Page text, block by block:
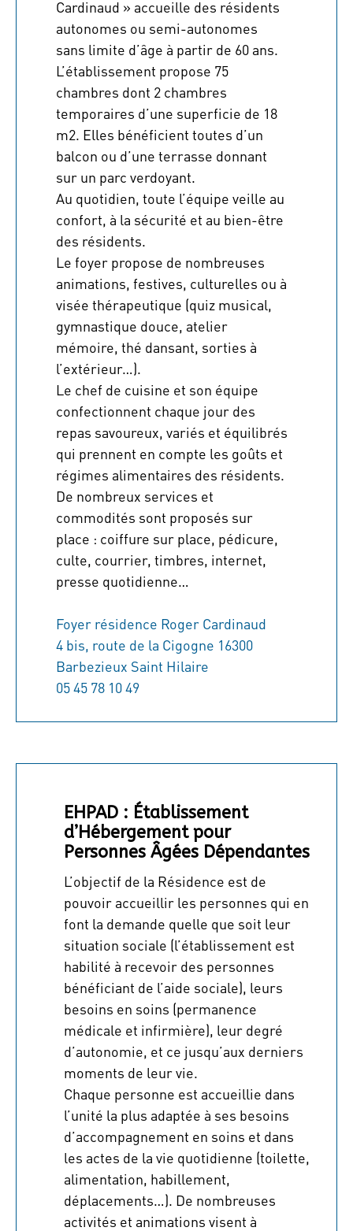
Cardinaud » accueille des résidents
autonomes ou semi-autonomes
sans limite d’âge à partir de 60 ans.
L’établissement propose 75
chambres dont 2 chambres
temporaires d’une superficie de 18
m2. Elles bénéficient toutes d’un
balcon ou d’une terrasse donnant
sur un parc verdoyant.
Au quotidien, toute l’équipe veille au
confort, à la sécurité et au bien-être
des résidents.
Le foyer propose de nombreuses
animations, festives, culturelles ou à
visée thérapeutique (quiz musical,
gymnastique douce, atelier
mémoire, thé dansant, sorties à
l’extérieur…).
Le chef de cuisine et son équipe
confectionnent chaque jour des
repas savoureux, variés et équilibrés
qui prennent en compte les goûts et
régimes alimentaires des résidents.
De nombreux services et
commodités sont proposés sur
place : coiffure sur place, pédicure,
culte, courrier, timbres, internet,
presse quotidienne…
Foyer résidence Roger Cardinaud
4 bis, route de la Cigogne 16300
Barbezieux Saint Hilaire
05 45 78 10 49
EHPAD : Établissement
d’Hébergement pour
Personnes Âgées Dépendantes
L’objectif de la Résidence est de
pouvoir accueillir les personnes qui en
font la demande quelle que soit leur
situation sociale (l’établissement est
habilité à recevoir des personnes
bénéficiant de l’aide sociale), leurs
besoins en soins (permanence
médicale et infirmière), leur degré
d’autonomie, et ce jusqu’aux derniers
moments de leur vie.
Chaque personne est accueillie dans
l’unité la plus adaptée à ses besoins
d’accompagnement en soins et dans
les actes de la vie quotidienne (toilette,
alimentation, habillement,
déplacements…). De nombreuses
activités et animations visent à